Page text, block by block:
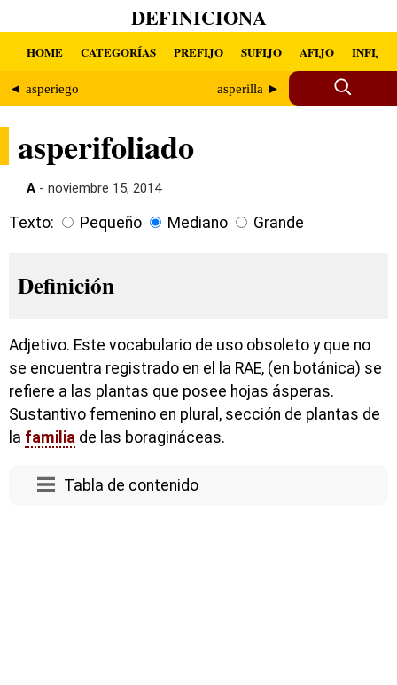
DEFINICIONA
HOME CATEGORÍAS PREFIJO SUFIJO AFIJO INFIJO
◄ asperiego asperilla ►
asperifoliado
A - noviembre 15, 2014
Texto: Pequeño Mediano Grande
Definición
Adjetivo. Este vocabulario de uso obsoleto y que no
se encuentra registrado en el la RAE, (en botánica) se
refiere a las plantas que posee hojas ásperas.
Sustantivo femenino en plural, sección de plantas de
la familia de las boragináceas.
Tabla de contenido